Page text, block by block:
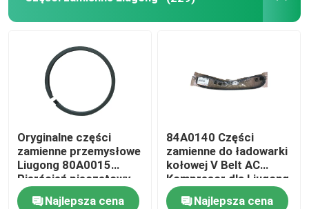
Części Lovol
Części zamienne Shangchai
Części zamienne do Isuzu
Części Ingersoll Rand
Części zamienne Deutza
Oryginalne części
zamienne przemysłowe
Liugong 80A0015
Pierścień pieczętowy
ładowarki kołowej
Najlepsza cena
84A0140 Części
zamienne do ładowarki
kołowej V Belt AC
Kompresor dla Liugong
Najlepsza cena